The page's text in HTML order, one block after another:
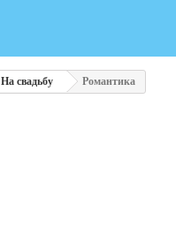
На свадьбу Романтика